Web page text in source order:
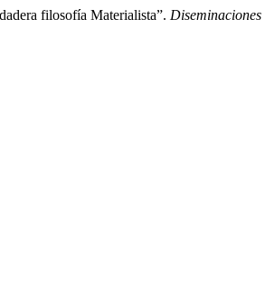
filosofía Materialista”. Diseminaciones